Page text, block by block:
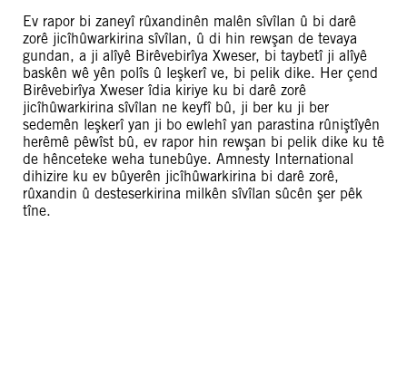
Ev rapor bi zaneyî rûxandinên malên sîvîlan û bi darê
zorê jicîhûwarkirina sîvîlan, û di hin rewşan de tevaya
gundan, a ji alîyê Birêvebirîya Xweser, bi taybetî ji alîyê
baskên wê yên polîs û leşkerî ve, bi pelik dike. Her çend
Birêvebirîya Xweser îdia kiriye ku bi darê zorê
jicîhûwarkirina sîvîlan ne keyfî bû, ji ber ku ji ber
sedemên leşkerî yan ji bo ewlehî yan parastina rûniştîyên
herêmê pêwîst bû, ev rapor hin rewşan bi pelik dike ku tê
de hênceteke weha tunebûye. Amnesty International
dihizire ku ev bûyerên jicîhûwarkirina bi darê zorê,
rûxandin û desteserkirina milkên sîvîlan sûcên şer pêk
tîne.